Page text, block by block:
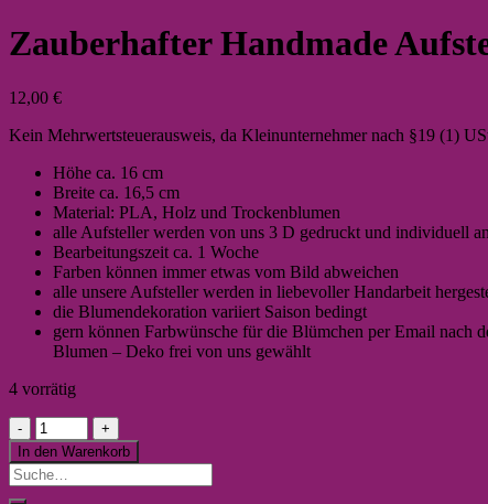
Zauberhafter Handmade
12,00 €
Kein Mehrwertsteuerausweis, da Kleinunternehmer nach §19 (1)
Höhe ca. 16 cm
Breite ca. 16,5 cm
Material: PLA, Holz und Trockenblumen
alle Aufsteller werden von uns 3 D gedruckt und individuell
Bearbeitungszeit ca. 1 Woche
Farben können immer etwas vom Bild abweichen
alle unsere Aufsteller werden in liebevoller Handarbeit
die Blumendekoration variiert Saison bedingt
gern können Farbwünsche für die Blümchen per Email nach
Blumen – Deko frei von uns gewählt
4 vorrätig
Zauberhafter
Handmade
Aufsteller
"Beste
In den Warenkorb
Suche
nach: